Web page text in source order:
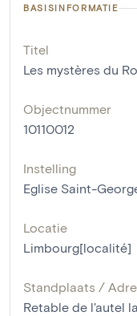
BASISINFORMATIE
Titel
Les mystères du
Objectnummer
10110012
Instelling
Eglise Saint-
Locatie
Limbourg[localité]
Standplaats /
Retable de l'autel